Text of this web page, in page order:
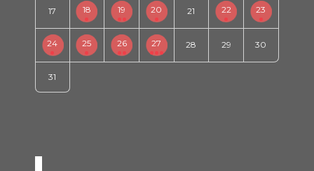
17 18 19 20 21 22 23
24 25 26 27 28 29 30
31